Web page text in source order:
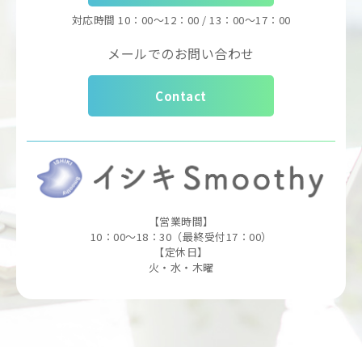
対応時間 10：00～12：00 / 13：00～17：00
メールでのお問い合わせ
Contact
【営業時間】
10：00～18：30（最終受付17：00）
【定休日】
火・水・木曜